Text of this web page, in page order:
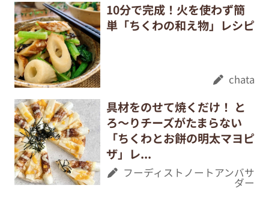
10分で完成！火を使わず簡
単「ちくわの和え物」レシピ
chata
具材をのせて焼くだけ！ と
ろ～りチーズがたまらない
「ちくわとお餅の明太マヨピ
ザ」レ...
フーディストノートアンバサ
ダー